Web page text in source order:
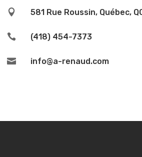
 581 Rue Roussin, Québec,
 (418) 454-7373
 info@a-renaud.com